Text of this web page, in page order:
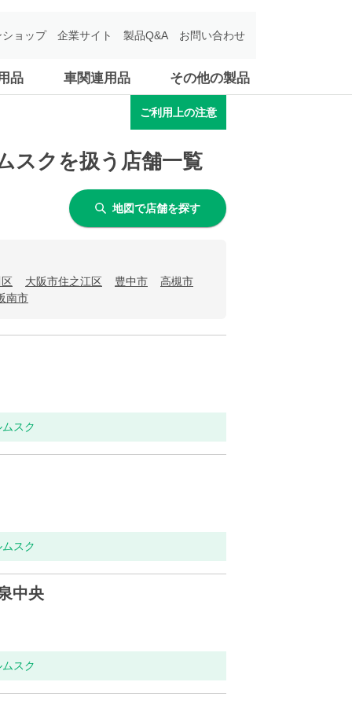
品 車関連用品 その他の製品
ョップ 企業サイト 製品Q&A お問い合わせ
ご利用上の注意
スクを扱う店舗一覧
地図で店舗を探す
大阪市住之江区 豊中市
高槻市
南市
スク
スク
中央
スク